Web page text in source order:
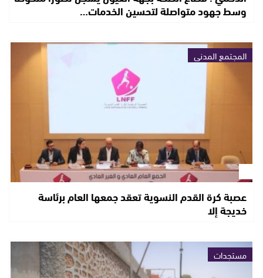
وسط جهود متواصلة لتحسين الخدمات…
المجتمع المدني
عصبة كرة القدم النسوية تعقد جمعها العام برئاسة
خديجة إلا
مستجدات